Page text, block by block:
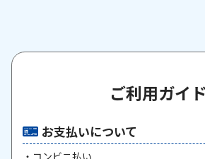
ご利用ガイド
お支払いについて
・コンビニ払い